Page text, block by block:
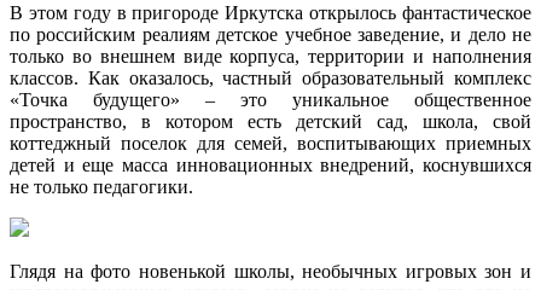
В этом году в пригороде Иркутска открылось фантастическое
по российским реалиям детское учебное заведение, и дело не
только во внешнем виде корпуса, территории и наполнения
классов. Как оказалось, частный образовательный комплекс
«Точка будущего» – это уникальное общественное
пространство, в котором есть детский сад, школа, свой
коттеджный поселок для семей, воспитывающих приемных
детей и еще масса инновационных внедрений, коснувшихся
не только педагогики.
Глядя на фото новенькой школы, необычных игровых зон и